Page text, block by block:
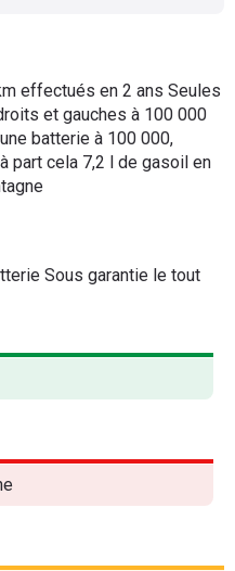
effectués en 2 ans Seules
et gauches à 100 000
batterie à 100 000,
part cela 7,2 l de gasoil en
Sous garantie le tout